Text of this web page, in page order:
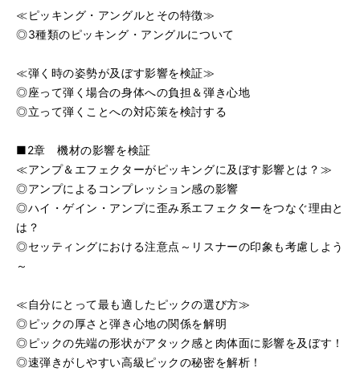
≪ピッキング・アングルとその特徴≫
◎3種類のピッキング・アングルについて
≪弾く時の姿勢が及ぼす影響を検証≫
◎座って弾く場合の身体への負担＆弾き心地
◎立って弾くことへの対応策を検討する
■2章 機材の影響を検証
≪アンプ＆エフェクターがピッキングに及ぼす影響とは？≫
◎アンプによるコンプレッション感の影響
◎ハイ・ゲイン・アンプに歪み系エフェクターをつなぐ理由と
は？
◎セッティングにおける注意点～リスナーの印象も考慮しよう
～
≪自分にとって最も適したピックの選び方≫
◎ピックの厚さと弾き心地の関係を解明
◎ピックの先端の形状がアタック感と肉体面に影響を及ぼす！
◎速弾きがしやすい高級ピックの秘密を解析！